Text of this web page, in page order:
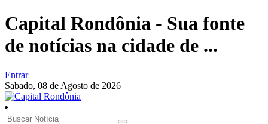
Capital Rondônia - Sua fonte
de notícias na cidade de ...
Entrar
Sabado, 08 de Agosto de 2026